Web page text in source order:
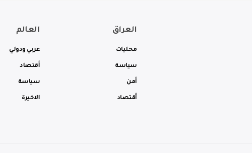
العراق
محليات
سياسة
أمن
أقتصاد
العالم
عربي ودولي
أقتصاد
سياسة
الاخيرة